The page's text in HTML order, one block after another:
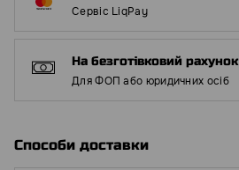
Сервіс LiqPay
На безготівковий рахунок
Для ФОП або юридичних осіб
Способи доставки